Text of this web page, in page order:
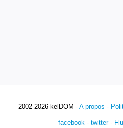
2002-2026 kelDOM - A propos -
facebook- twitter-